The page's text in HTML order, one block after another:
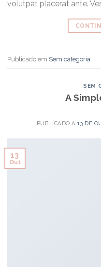
volutpat placerat ante.
Publicado em Sem categoria
SEM
A
PUBLICADO A13 DE
13
Out